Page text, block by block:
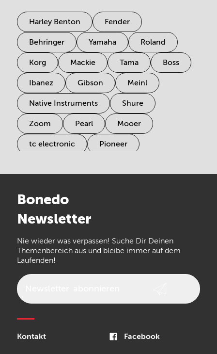
Harley Benton Fender
Behringer Yamaha Roland
Korg Mackie Tama Boss
Ibanez Gibson Meinl
Native Instruments Shure
Zoom Pearl Mooer
tc electronic Pioneer
Arturia
the t.bone
Walrus Audio Epiphone
Bonedo
Newsletter
Nie wieder was verpassen! Suche Dir Deinen
Themenbereich aus und bleibe immer auf dem
Laufenden!
Kontakt Facebook